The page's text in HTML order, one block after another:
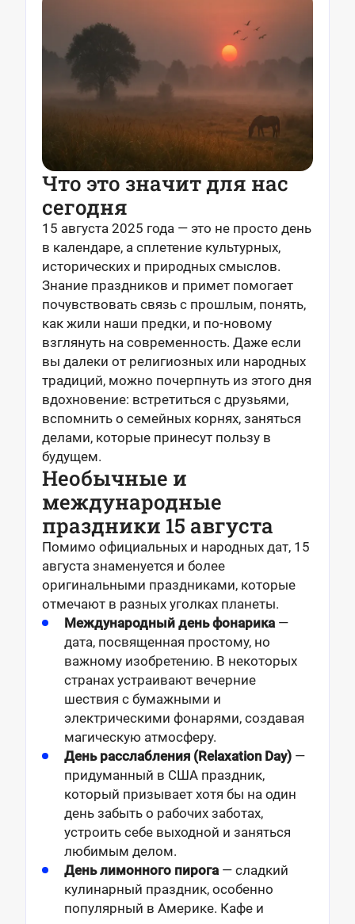
Что это значит для нас
сегодня
15 августа 2025 года — это не просто день
в календаре, а сплетение культурных,
исторических и природных смыслов.
Знание праздников и примет помогает
почувствовать связь с прошлым, понять,
как жили наши предки, и по-новому
взглянуть на современность. Даже если
вы далеки от религиозных или народных
традиций, можно почерпнуть из этого дня
вдохновение: встретиться с друзьями,
вспомнить о семейных корнях, заняться
делами, которые принесут пользу в
будущем.
Необычные и
международные
праздники 15 августа
Помимо официальных и народных дат, 15
августа знаменуется и более
оригинальными праздниками, которые
отмечают в разных уголках планеты.
Международный день фонарика—
дата, посвященная простому, но
важному изобретению. В некоторых
странах устраивают вечерние
шествия с бумажными и
электрическими фонарями, создавая
магическую атмосферу.
День расслабления (Relaxation Day) —
придуманный в США праздник,
который призывает хотя бы на один
день забыть о рабочих заботах,
устроить себе выходной и заняться
любимым делом.
День лимонного пирога— сладкий
кулинарный праздник, особенно
популярный в Америке. Кафе и